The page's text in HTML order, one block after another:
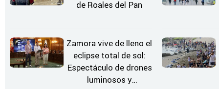
de Roales del Pan
Zamora vive de lleno el
eclipse total de sol:
Espectáculo de drones
luminosos y